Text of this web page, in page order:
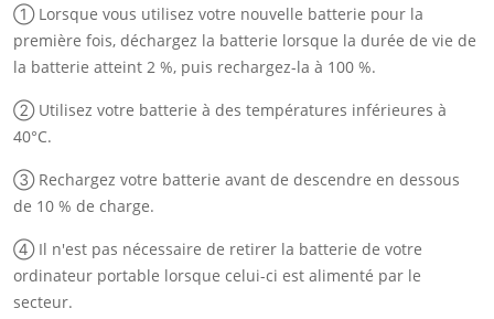
① Lorsque vous utilisez votre nouvelle batterie pour la
première fois, déchargez la batterie lorsque la durée de vie de
la batterie atteint 2 %, puis rechargez-la à 100 %.
② Utilisez votre batterie à des températures inférieures à
40°C.
③ Rechargez votre batterie avant de descendre en dessous
de 10 % de charge.
④ Il n'est pas nécessaire de retirer la batterie de votre
ordinateur portable lorsque celui-ci est alimenté par le
secteur.